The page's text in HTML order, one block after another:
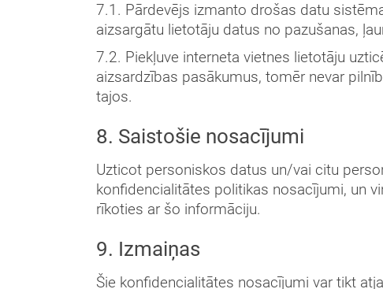
7.1. Pārdevējs izmanto drošas datu
aizsargātu lietotāju datus no pazušanas,
7.2. Piekļuve interneta vietnes lietotāju
aizsardzības pasākumus, tomēr nevar
tajos.
8. Saistošie nosacījumi
Uzticot personiskos datus un/vai citu
konfidencialitātes politikas nosacījumi, un
rīkoties ar šo informāciju.
9. Izmaiņas
Šie konfidencialitātes nosacījumi var tikt